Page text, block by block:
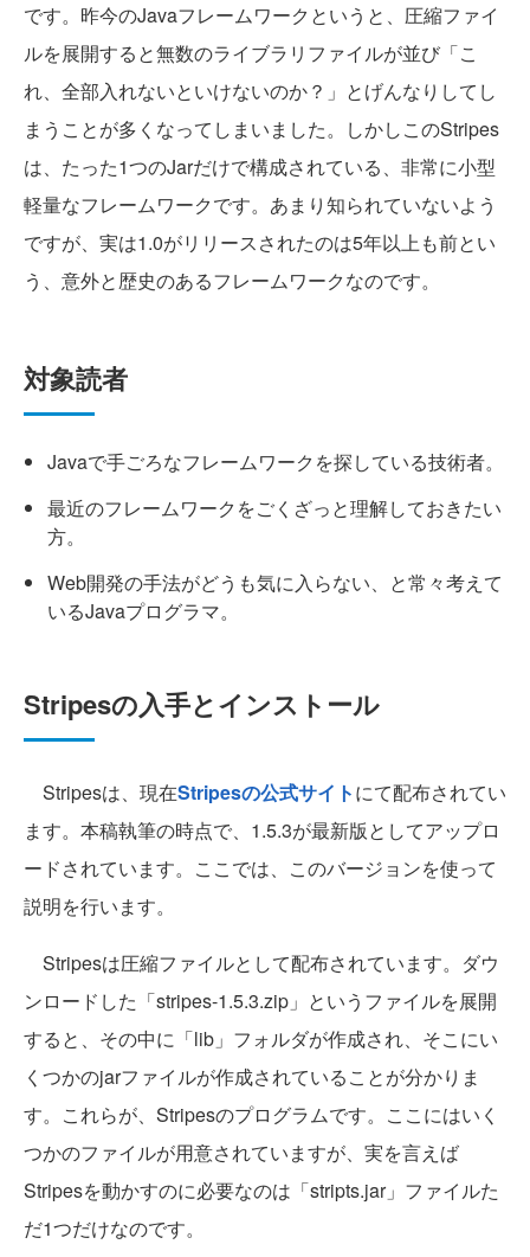
です。昨今のJavaフレームワークというと、圧縮ファイ
ルを展開すると無数のライブラリファイルが並び「こ
れ、全部入れないといけないのか？」とげんなりしてし
まうことが多くなってしまいました。しかしこのStripes
は、たった1つのJarだけで構成されている、非常に小型
軽量なフレームワークです。あまり知られていないよう
ですが、実は1.0がリリースされたのは5年以上も前とい
う、意外と歴史のあるフレームワークなのです。
対象読者
Javaで手ごろなフレームワークを探している技術者。
最近のフレームワークをごくざっと理解しておきたい
方。
Web開発の手法がどうも気に入らない、と常々考えて
いるJavaプログラマ。
Stripesの入手とインストール
Stripesは、現在Stripesの公式サイトにて配布されてい
ます。本稿執筆の時点で、1.5.3が最新版としてアップロ
ードされています。ここでは、このバージョンを使って
説明を行います。
Stripesは圧縮ファイルとして配布されています。ダウ
ンロードした「stripes-1.5.3.zip」というファイルを展開
すると、その中に「lib」フォルダが作成され、そこにい
くつかのjarファイルが作成されていることが分かりま
す。これらが、Stripesのプログラムです。ここにはいく
つかのファイルが用意されていますが、実を言えば
Stripesを動かすのに必要なのは「stripts.jar」ファイルた
だ1つだけなのです。